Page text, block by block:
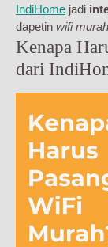
IndiHome jadi
dapetin wifi murah
Kenapa
dari